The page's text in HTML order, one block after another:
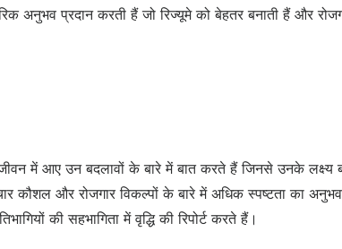
प्रदान करती हैं जो रिज्यूमे को बेहतर बनाती हैं और
जीवन में आए उन बदलावों के बारे में बात करते हैं जिनसे उनके
और रोजगार विकल्पों के बारे में अधिक स्पष्टता का अनुभव
की सहभागिता में वृद्धि की रिपोर्ट करते हैं।